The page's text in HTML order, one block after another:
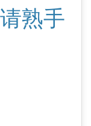
熟手